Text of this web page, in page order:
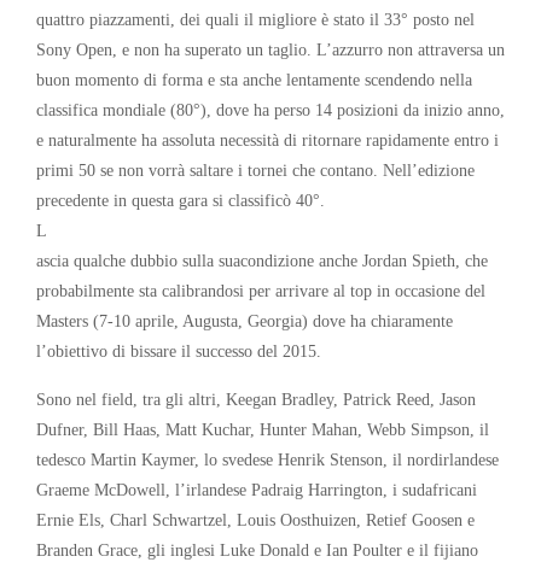
quattro piazzamenti, dei quali il migliore è stato il 33° posto nel
Sony Open, e non ha superato un taglio. L’azzurro non attraversa un
buon momento di forma e sta anche lentamente scendendo nella
classifica mondiale (80°), dove ha perso 14 posizioni da inizio anno,
e naturalmente ha assoluta necessità di ritornare rapidamente entro i
primi 50 se non vorrà saltare i tornei che contano. Nell’edizione
precedente in questa gara si classificò 40°.
L
ascia qualche dubbio sulla suacondizione anche Jordan Spieth, che
probabilmente sta calibrandosi per arrivare al top in occasione del
Masters (7-10 aprile, Augusta, Georgia) dove ha chiaramente
l’obiettivo di bissare il successo del 2015.
Sono nel field, tra gli altri, Keegan Bradley, Patrick Reed, Jason
Dufner, Bill Haas, Matt Kuchar, Hunter Mahan, Webb Simpson, il
tedesco Martin Kaymer, lo svedese Henrik Stenson, il nordirlandese
Graeme McDowell, l’irlandese Padraig Harrington, i sudafricani
Ernie Els, Charl Schwartzel, Louis Oosthuizen, Retief Goosen e
Branden Grace, gli inglesi Luke Donald e Ian Poulter e il fijiano